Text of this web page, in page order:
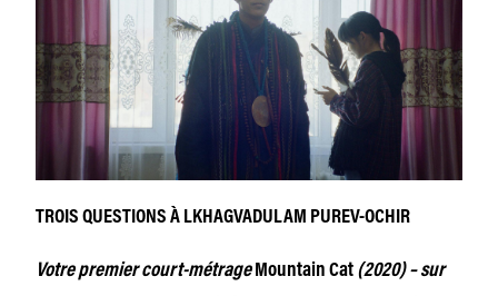
TROIS QUESTIONS À LKHAGVADULAM PUREV-OCHIR
Votre premier court-métrageMountain Cat (2020) – sur